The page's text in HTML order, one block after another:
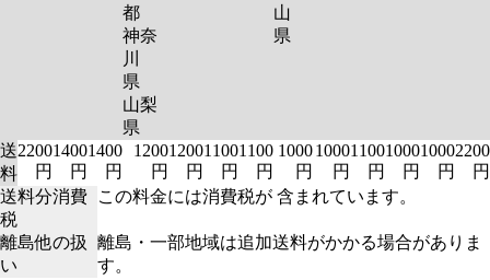
都
神奈
川
県
山梨
県
山
県
送
料
2200
円
1400
円
1400
円
1200
円
1200
円
1100
円
1100
円
1000
円
1000
円
1100
円
1000
円
1000
円
2200
円
送料分消費
税
この料金には消費税が 含まれています。
離島他の扱
い
離島・一部地域は追加送料がかかる場合がありま
す。